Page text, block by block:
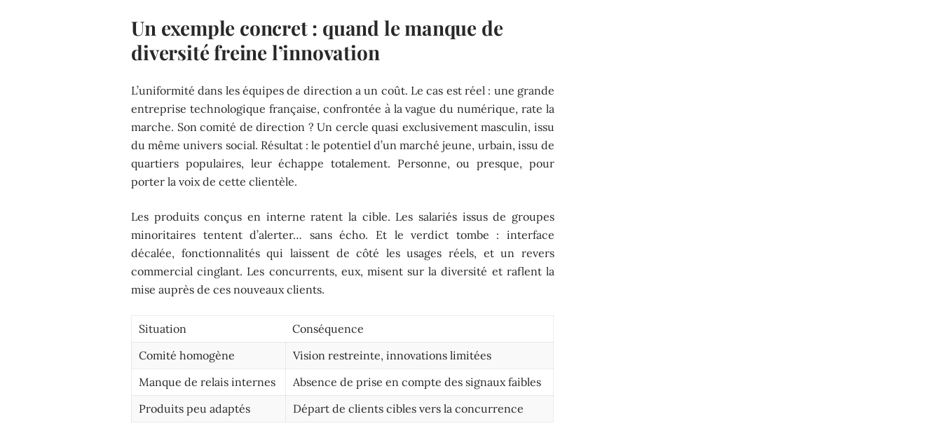
Un exemple concret : quand le manque de
diversité freine l’innovation
L’uniformité dans les équipes de direction a un coût. Le cas est réel : une grande
entreprise technologique française, confrontée à la vague du numérique, rate la
marche. Son comité de direction ? Un cercle quasi exclusivement masculin, issu
du même univers social. Résultat : le potentiel d’un marché jeune, urbain, issu de
quartiers populaires, leur échappe totalement. Personne, ou presque, pour
porter la voix de cette clientèle.
Les produits conçus en interne ratent la cible. Les salariés issus de groupes
minoritaires tentent d’alerter… sans écho. Et le verdict tombe : interface
décalée, fonctionnalités qui laissent de côté les usages réels, et un revers
commercial cinglant. Les concurrents, eux, misent sur la diversité et raflent la
mise auprès de ces nouveaux clients.
Situation
Conséquence
Comité homogène
Vision restreinte, innovations limitées
Manque de relais internes
Absence de prise en compte des signaux faibles
Produits peu adaptés
Départ de clients cibles vers la concurrence